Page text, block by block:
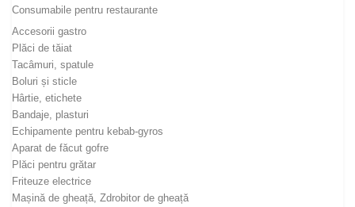
Consumabile pentru restaurante
Accesorii gastro
Plăci de tăiat
Tacâmuri, spatule
Boluri și sticle
Hârtie, etichete
Bandaje, plasturi
Echipamente pentru kebab-gyros
Aparat de făcut gofre
Plăci pentru grătar
Friteuze electrice
Mașină de gheață, Zdrobitor de gheață